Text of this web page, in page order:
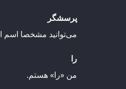
پرسشگر
می‌توانید مشخصا اسم
را
من «را» هستم.